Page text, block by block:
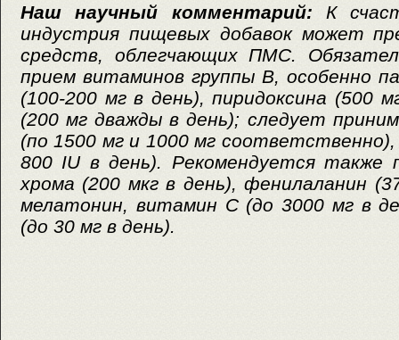
Наш научный комментарий: К
индустрия пищевых добавок может
средств, облегчающих ПМС.
прием витаминов группы В, особенно
(100-200 мг в день), пиридоксина (500
(200 мг дважды в день); следует
(по 1500 мг и 1000 мг
800 IU в день). Рекомендуется также
хрома (200 мкг в день), фенилаланин
мелатонин, витамин С (до 3000 мг в
(до 30 мг в день).